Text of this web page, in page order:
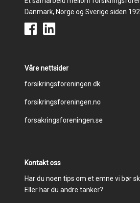
Danmark, Norge og Sverige siden
Våre nettsider
Footer
menu
forsikringsforeningen.dk
forsikringsforeningen.no
forsakringsforeningen.se
Kontakt oss
Har du noen tips om et emne vi bør
Eller har du andre tanker?